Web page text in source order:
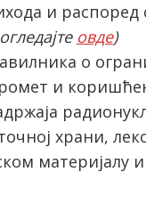
и распоред
овде)
о
и
храни,
материјалу и